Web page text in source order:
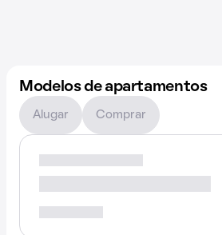
Modelos de apartamentos
Alugar Comprar